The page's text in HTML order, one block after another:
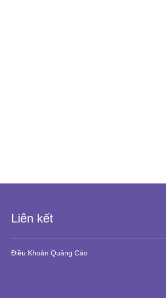
Liên kết
Điều Khoản Quảng Cáo